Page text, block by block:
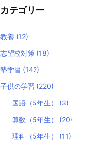
カテゴリー
教養 (12)
志望校対策 (18)
塾学習 (142)
子供の学習 (220)
国語（5年生） (3)
算数（5年生） (20)
理科（5年生） (11)